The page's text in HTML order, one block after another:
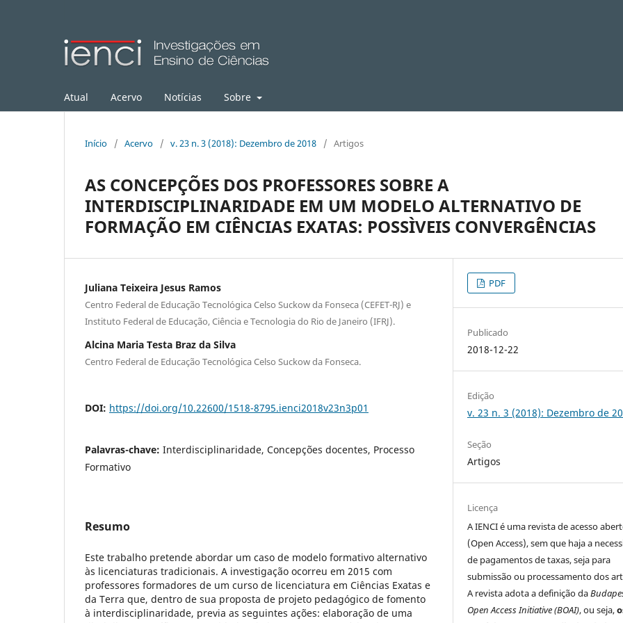
Atual Acervo Notícias Sobre
Início / Acervo / v. 23 n. 3 (2018): Dezembro de 2018 / Artigos
AS CONCEPÇÕES DOS PROFESSORES SOBRE A
INTERDISCIPLINARIDADE EM UM MODELO ALTERNATIVO DE
FORMAÇÃO EM CIÊNCIAS EXATAS: POSSÌVEIS CONVERGÊNCIAS
Juliana Teixeira Jesus Ramos
Centro Federal de Educação Tecnológica Celso Suckow da Fonseca (CEFET-RJ) e
Instituto Federal de Educação, Ciência e Tecnologia do Rio de Janeiro (IFRJ).
Alcina Maria Testa Braz da Silva
Centro Federal de Educação Tecnológica Celso Suckow da Fonseca.
DOI: https://doi.org/10.22600/1518-8795.ienci2018v23n3p01
Palavras-chave: Interdisciplinaridade, Concepções docentes, Processo
Formativo
Resumo
Este trabalho pretende abordar um caso de modelo formativo alternativo
às licenciaturas tradicionais. A investigação ocorreu em 2015 com
professores formadores de um curso de licenciatura em Ciências Exatas e
da Terra que, dentro de sua proposta de projeto pedagógico de fomento
à interdisciplinaridade, previa as seguintes ações: elaboração de uma
PDF
Publicado
2018-12-22
Edição
v. 23 n. 3 (2018): Dezembro de
Seção
Artigos
Licença
A IENCI é uma revista de acesso
(Open Access), sem que haja a
de pagamentos de taxas, seja para
submissão ou processamento dos
A revista adota a definição da
Open Access Initiative (BOAI), ou seja,